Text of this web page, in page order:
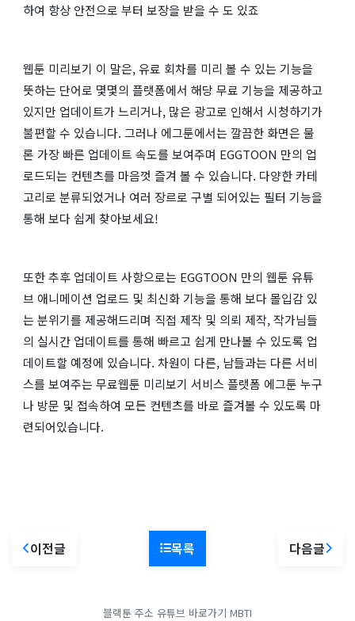
하여 항상 안전으로 부터 보장을 받을 수 도 있죠
웹툰 미리보기 이 말은, 유료 회차를 미리 볼 수 있는 기능을
뜻하는 단어로 몇몇의 플랫폼에서 해당 무료 기능을 제공하고
있지만 업데이트가 느리거나, 많은 광고로 인해서 시청하기가
불편할 수 있습니다. 그러나 에그툰에서는 깔끔한 화면은 물
론 가장 빠른 업데이트 속도를 보여주며 EGGTOON 만의 업
로드되는 컨텐츠를 마음껏 즐겨 볼 수 있습니다. 다양한 카테
고리로 분류되었거나 여러 장르로 구별 되어있는 필터 기능을
통해 보다 쉽게 찾아보세요!
또한 추후 업데이트 사항으로는 EGGTOON 만의 웹툰 유튜
브 애니메이션 업로드 및 최신화 기능을 통해 보다 몰입감 있
는 분위기를 제공해드리며 직접 제작 및 의뢰 제작, 작가님들
의 실시간 업데이트를 통해 빠르고 쉽게 만나볼 수 있도록 업
데이트할 예정에 있습니다. 차원이 다른, 남들과는 다른 서비
스를 보여주는 무료웹툰 미리보기 서비스 플랫폼 에그툰 누구
나 방문 및 접속하여 모든 컨텐츠를 바로 즐겨볼 수 있도록 마
련되어있습니다.
이전글 목록 다음글
블랙툰 주소 유튜브 바로가기 MBTI